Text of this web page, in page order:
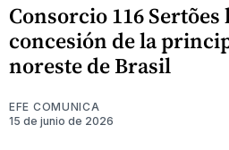
Consorcio 116 Sertões
concesión de la
noreste de Brasil
EFE COMUNICA
15 de junio de 2026